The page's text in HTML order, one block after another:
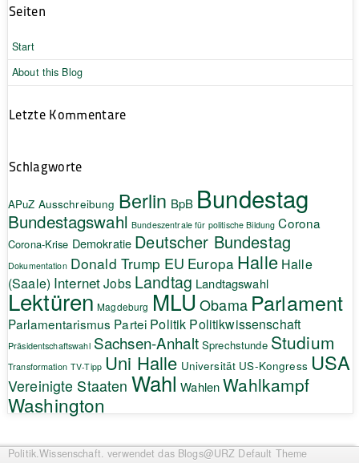
Seiten
Start
About this Blog
Letzte Kommentare
Schlagworte
APuZ Ausschreibung Berlin BpB Bundestag
Bundestagswahl Bundeszentrale für politische Bildung Corona
Corona-Krise Demokratie Deutscher Bundestag
Dokumentation Donald Trump EU Europa Halle Halle
(Saale) InternetJobs Landtag Landtagswahl
Lektüren Magdeburg MLU Obama Parlament
Parlamentarismus Partei Politik Politikwissenschaft
Präsidentschaftswahl Sachsen-Anhalt Sprechstunde Studium
Transformation TV-Tipp Uni Halle Universität US-Kongress USA
Vereinigte Staaten Wahl Wahlen Wahlkampf
Washington
Politik.Wissenschaft. verwendet das Blogs@URZ Default Theme